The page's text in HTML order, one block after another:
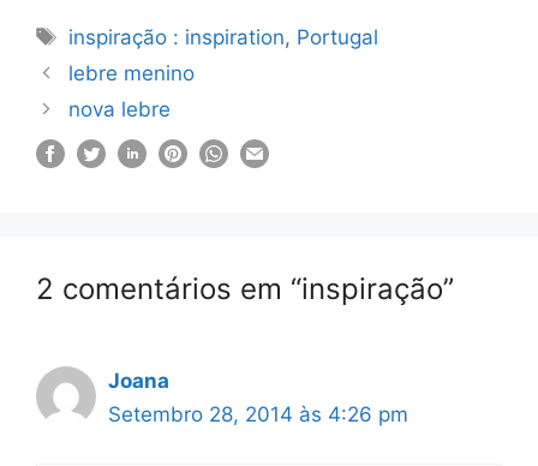
Etiquetas
inspiração : inspiration, Portugal
lebre menino
nova lebre
2 comentários em “inspiração”
Joana
Setembro 28, 2014 às 4:26 pm